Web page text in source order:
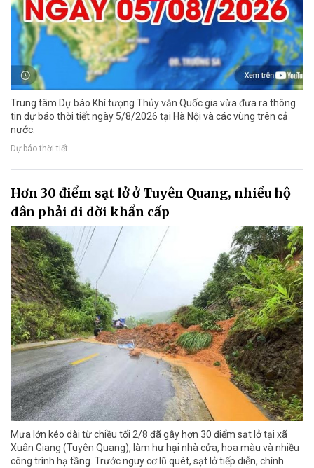
Trung tâm Dự báo Khí tượng Thủy văn Quốc gia vừa đưa ra thông
tin dự báo thời tiết ngày 5/8/2026 tại Hà Nội và các vùng trên cả
nước.
Dự báo thời tiết
Hơn 30 điểm sạt lở ở Tuyên Quang, nhiều hộ
dân phải di dời khẩn cấp
Mưa lớn kéo dài từ chiều tối 2/8 đã gây hơn 30 điểm sạt lở tại xã
Xuân Giang (Tuyên Quang), làm hư hại nhà cửa, hoa màu và nhiều
công trình hạ tầng. Trước nguy cơ lũ quét, sạt lở tiếp diễn, chính